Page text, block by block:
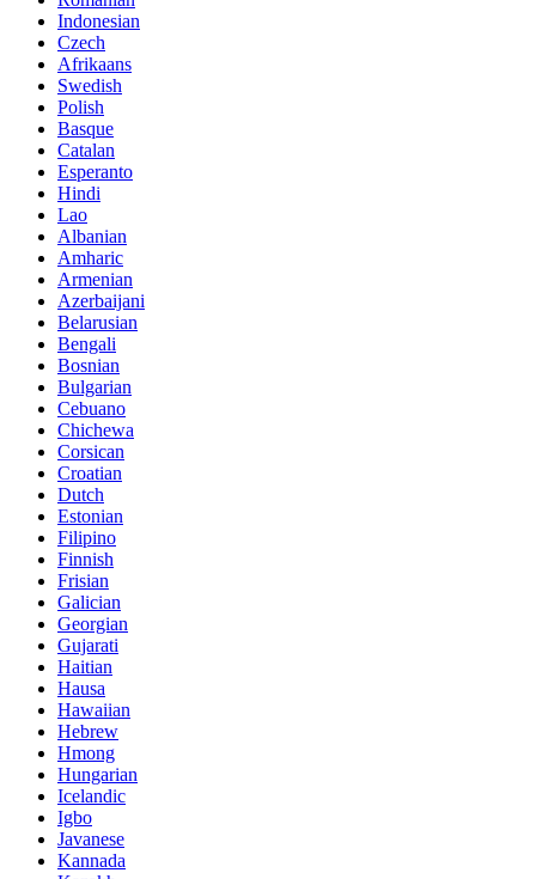
Indonesian
Czech
Afrikaans
Swedish
Polish
Basque
Catalan
Esperanto
Hindi
Lao
Albanian
Amharic
Armenian
Azerbaijani
Belarusian
Bengali
Bosnian
Bulgarian
Cebuano
Chichewa
Corsican
Croatian
Dutch
Estonian
Filipino
Finnish
Frisian
Galician
Georgian
Gujarati
Haitian
Hausa
Hawaiian
Hebrew
Hmong
Hungarian
Icelandic
Igbo
Javanese
Kannada